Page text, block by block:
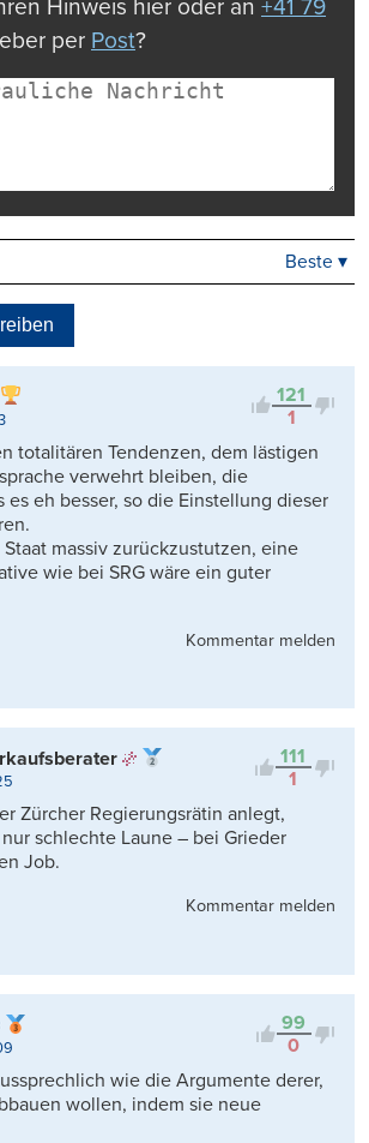
Hinweis hier oder an +41 79
per Post?
Kontrovers
Beste ▾
121
1
totalitären Tendenzen, dem lästigen
verwehrt bleiben, die
es eh besser, so die Einstellung dieser
massiv zurückzustutzen, eine
wie bei SRG wäre ein guter
Kommentar melden
111
1
Zürcher Regierungsrätin anlegt,
schlechte Laune – bei Grieder
Job.
Kommentar melden
99
0
wie die Argumente derer,
wollen, indem sie neue